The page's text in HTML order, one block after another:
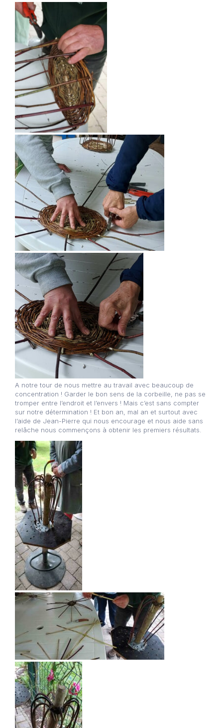
A notre tour de nous mettre au travail avec beaucoup de
concentration ! Garder le bon sens de la corbeille, ne pas se
tromper entre l’endroit et l’envers ! Mais c’est sans compter
sur notre détermination ! Et bon an, mal an et surtout avec
l’aide de Jean-Pierre qui nous encourage et nous aide sans
relâche nous commençons à obtenir les premiers résultats.